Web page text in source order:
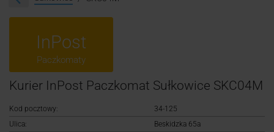
Logowanie
InPost
Paczkomaty
Kurier InPost Paczkomat Sułkowice SKC04M
Kod pocztowy:
34-125
Ulica:
Beskidzka 65a